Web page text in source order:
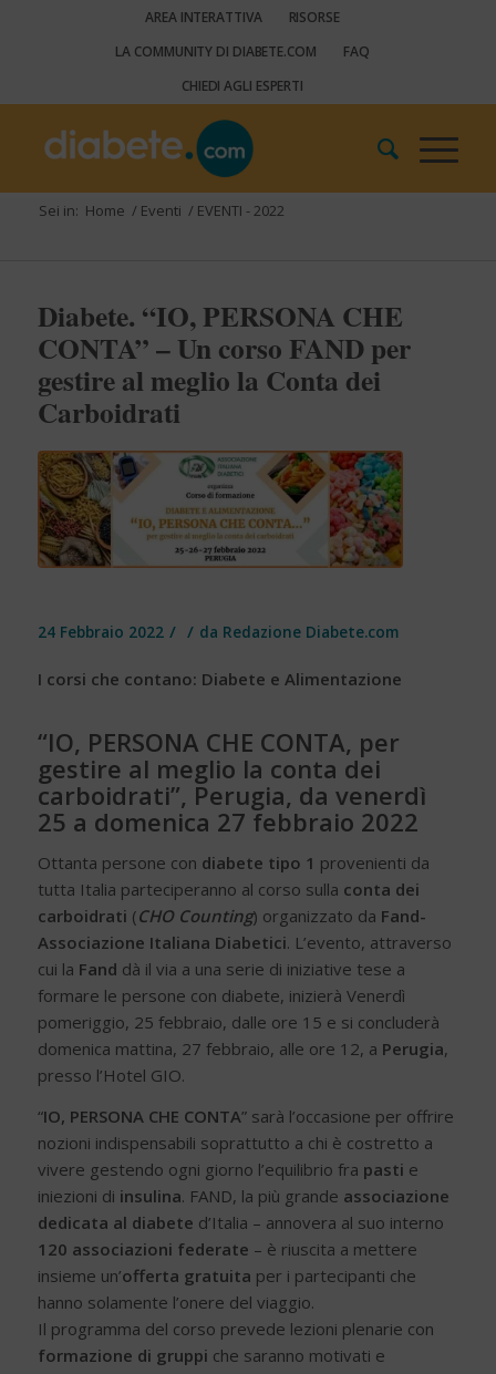
AREA INTERATTIVA
RISORSE
LA COMMUNITY DI DIABETE.COM
FAQ
CHIEDI AGLI ESPERTI
Sei in: Home / Eventi / EVENTI - 2022
Diabete. “IO, PERSONA CHE
CONTA” – Un corso FAND per
gestire al meglio la Conta dei
Carboidrati
24 Febbraio 2022 / / da Redazione Diabete.com
I corsi che contano: Diabete e Alimentazione
“IO, PERSONA CHE CONTA, per
gestire al meglio la conta dei
carboidrati”, Perugia, da venerdì
25 a domenica 27 febbraio 2022
Ottanta persone con diabete tipo 1 provenienti da
tutta Italia parteciperanno al corso sulla conta dei
carboidrati (CHO Counting) organizzato da Fand-
Associazione Italiana Diabetici. L’evento, attraverso
cui la Fand dà il via a una serie di iniziative tese a
formare le persone con diabete, inizierà Venerdì
pomeriggio, 25 febbraio, dalle ore 15 e si concluderà
domenica mattina, 27 febbraio, alle ore 12, a Perugia,
presso l’Hotel GIO.
“IO, PERSONA CHE CONTA” sarà l’occasione per offrire
nozioni indispensabili soprattutto a chi è costretto a
vivere gestendo ogni giorno l’equilibrio fra pasti e
iniezioni di insulina. FAND, la più grande associazione
dedicata al diabete d’Italia – annovera al suo interno
120 associazioni federate – è riuscita a mettere
insieme un’offerta gratuita per i partecipanti che
hanno solamente l’onere del viaggio.
Il programma del corso prevede lezioni plenarie con
formazione di gruppi che saranno motivati e